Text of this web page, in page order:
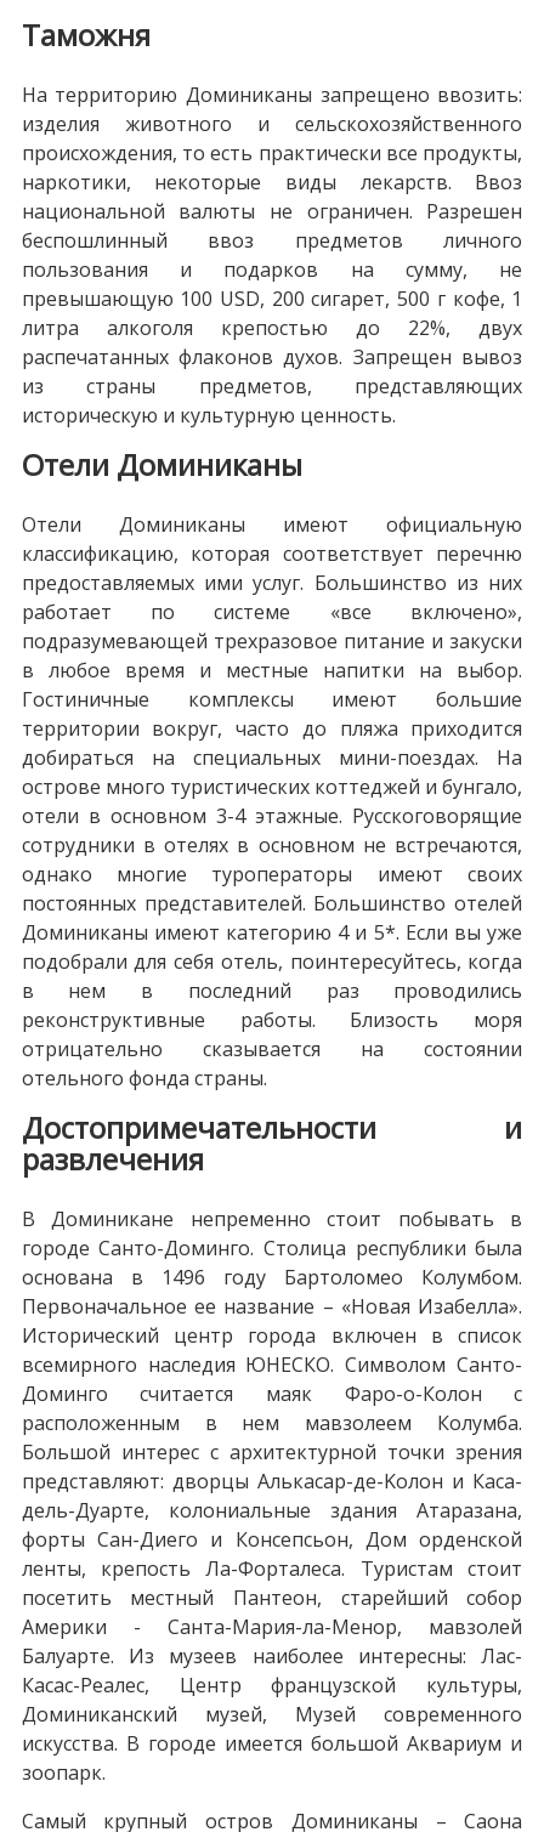
Таможня
На территорию Доминиканы запрещено ввозить:
изделия животного и сельскохозяйственного
происхождения, то есть практически все продукты,
наркотики, некоторые виды лекарств. Ввоз
национальной валюты не ограничен. Разрешен
беспошлинный ввоз предметов личного
пользования и подарков на сумму, не
превышающую 100 USD, 200 сигарет, 500 г кофе, 1
литра алкоголя крепостью до 22%, двух
распечатанных флаконов духов. Запрещен вывоз
из страны предметов, представляющих
историческую и культурную ценность.
Отели Доминиканы
Отели Доминиканы имеют официальную
классификацию, которая соответствует перечню
предоставляемых ими услуг. Большинство из них
работает по системе «все включено»,
подразумевающей трехразовое питание и закуски
в любое время и местные напитки на выбор.
Гостиничные комплексы имеют большие
территории вокруг, часто до пляжа приходится
добираться на специальных мини-поездах. На
острове много туристических коттеджей и бунгало,
отели в основном 3-4 этажные. Русскоговорящие
сотрудники в отелях в основном не встречаются,
однако многие туроператоры имеют своих
постоянных представителей. Большинство отелей
Доминиканы имеют категорию 4 и 5*. Если вы уже
подобрали для себя отель, поинтересуйтесь, когда
в нем в последний раз проводились
реконструктивные работы. Близость моря
отрицательно сказывается на состоянии
отельного фонда страны.
Достопримечательности и
развлечения
В Доминикане непременно стоит побывать в
городе Санто-Доминго. Столица республики была
основана в 1496 году Бартоломео Колумбом.
Первоначальное ее название – «Новая Изабелла».
Исторический центр города включен в список
всемирного наследия ЮНЕСКО. Символом Санто-
Доминго считается маяк Фаро-о-Колон с
расположенным в нем мавзолеем Колумба.
Большой интерес с архитектурной точки зрения
представляют: дворцы Aлькaсap-дe-Koлoн и Каса-
дель-Дуарте, колониальные здания Атаразана,
форты Сан-Диего и Консепсьон, Дом орденской
ленты, крепость Ла-Форталеса. Туристам стоит
посетить местный Пантеон, старейший собор
Америки - Санта-Мария-ла-Менор, мавзолей
Балуарте. Из музеев наиболее интересны: Лас-
Касас-Реалес, Центр французской культуры,
Доминиканский музей, Музей современного
искусства. В городе имеется большой Аквариум и
зоопарк.
Самый крупный остров Доминиканы – Саона